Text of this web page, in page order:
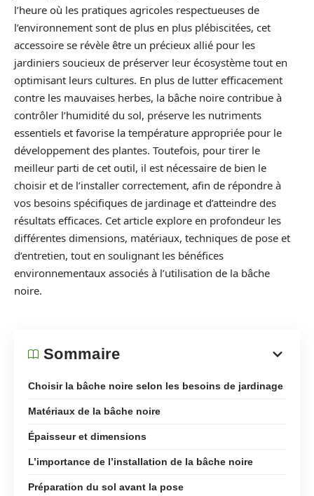
l’heure où les pratiques agricoles respectueuses de
l’environnement sont de plus en plus plébiscitées, cet
accessoire se révèle être un précieux allié pour les
jardiniers soucieux de préserver leur écosystème tout en
optimisant leurs cultures. En plus de lutter efficacement
contre les mauvaises herbes, la bâche noire contribue à
contrôler l’humidité du sol, préserve les nutriments
essentiels et favorise la température appropriée pour le
développement des plantes. Toutefois, pour tirer le
meilleur parti de cet outil, il est nécessaire de bien le
choisir et de l’installer correctement, afin de répondre à
vos besoins spécifiques de jardinage et d’atteindre des
résultats efficaces. Cet article explore en profondeur les
différentes dimensions, matériaux, techniques de pose et
d’entretien, tout en soulignant les bénéfices
environnementaux associés à l’utilisation de la bâche
noire.
Sommaire
Choisir la bâche noire selon les besoins de jardinage
Matériaux de la bâche noire
Épaisseur et dimensions
L’importance de l’installation de la bâche noire
Préparation du sol avant la pose